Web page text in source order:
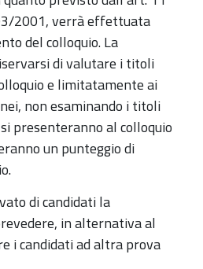
2001, verrà effettuata
del colloquio. La
di valutare i titoli
e limitatamente ai
non esaminando i titoli
presenteranno al colloquio
un punteggio di
di candidati la
in alternativa al
i candidati ad altra prova